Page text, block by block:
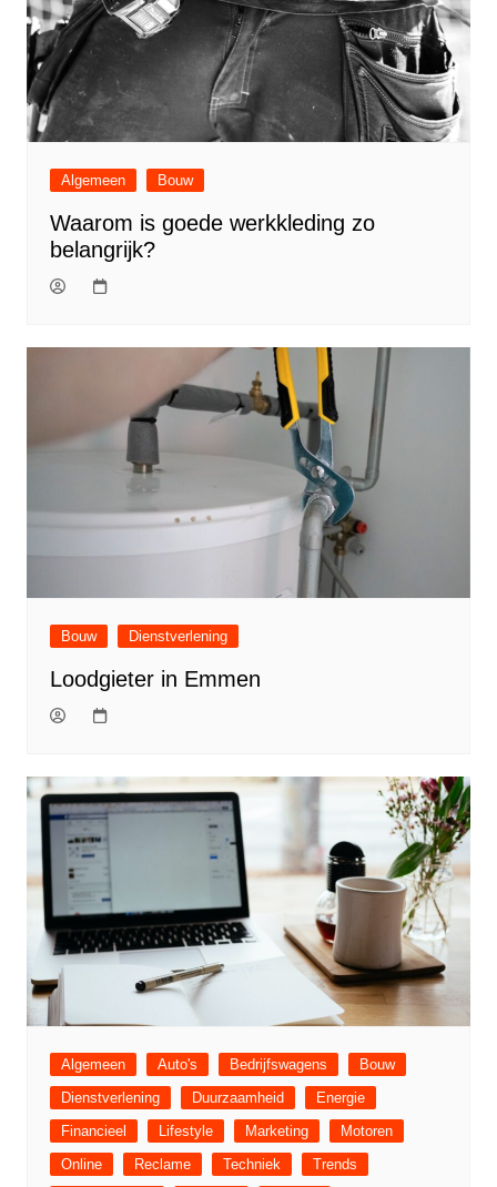
Algemeen Bouw
Waarom is goede werkkleding zo
belangrijk?
Bouw Dienstverlening
Loodgieter in Emmen
Algemeen Auto's Bedrijfswagens
Bouw
Dienstverlening
Duurzaamheid
Energie
Financieel
Lifestyle Marketing
Motoren
Online
Reclame Techniek
Trends